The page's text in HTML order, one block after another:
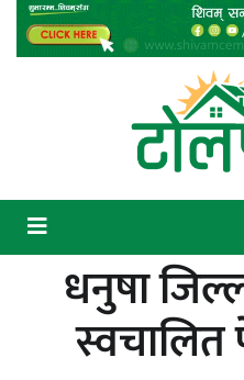
Skip
content
कन्चटमा
सक्दैनन्
धनुषा
स्वचालित